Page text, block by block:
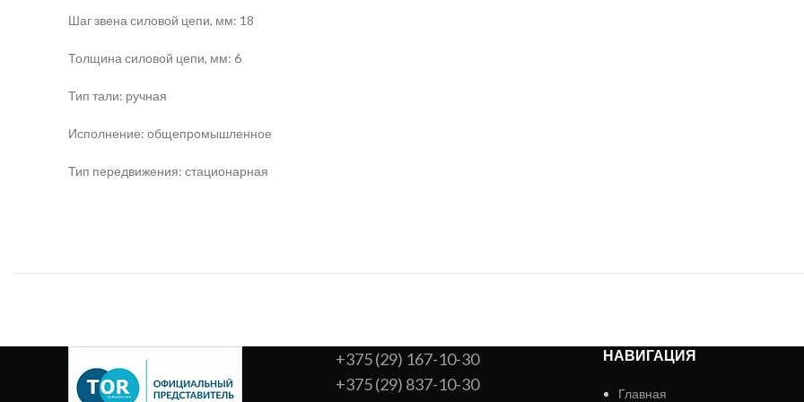
Шаг звена силовой цепи, мм: 18
Толщина силовой цепи, мм: 6
Тип тали: ручная
Исполнение: общепромышленное
Тип передвижения: стационарная
+375 (29) 167-10-30
+375 (29) 837-10-30
НАВИГАЦИЯ
Главная